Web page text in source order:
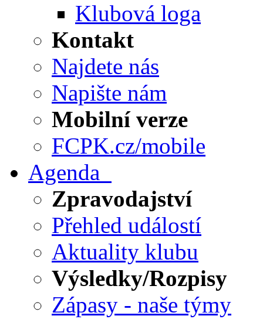
Klubová loga
Kontakt
Najdete nás
Napište nám
Mobilní verze
FCPK.cz/mobile
Agenda
Zpravodajství
Přehled událostí
Aktuality klubu
Výsledky/Rozpisy
Zápasy - naše týmy